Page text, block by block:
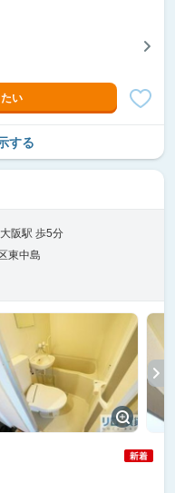
い
する
阪駅 歩5分
東中島